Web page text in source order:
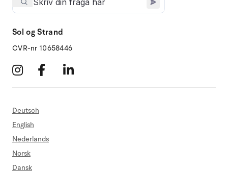
Sol og Strand
CVR-nr 10658446
Deutsch
English
Nederlands
Norsk
Dansk